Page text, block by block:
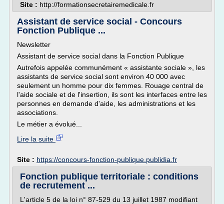
Site : http://formationsecretairemedicale.fr
Assistant de service social - Concours
Fonction Publique ...
Newsletter
Assistant de service social dans la Fonction Publique
Autrefois appelée communément « assistante sociale », les
assistants de service social sont environ 40 000 avec
seulement un homme pour dix femmes. Rouage central de
l'aide sociale et de l'insertion, ils sont les interfaces entre les
personnes en demande d'aide, les administrations et les
associations.
Le métier a évolué...
Lire la suite
Site : https://concours-fonction-publique.publidia.fr
Fonction publique territoriale : conditions
de recrutement ...
L'article 5 de la loi n° 87-529 du 13 juillet 1987 modifiant